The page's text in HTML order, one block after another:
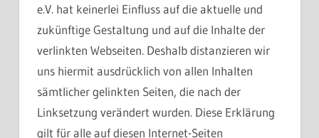
e.V. hat keinerlei Einfluss auf die aktuelle und
zukünftige Gestaltung und auf die Inhalte der
verlinkten Webseiten. Deshalb distanzieren wir
uns hiermit ausdrücklich von allen Inhalten
sämtlicher gelinkten Seiten, die nach der
Linksetzung verändert wurden. Diese Erklärung
gilt für alle auf diesen Internet-Seiten